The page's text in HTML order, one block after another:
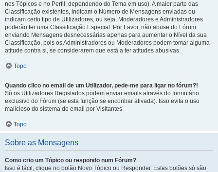
nos Tópicos e no Perfil, dependendo do Tema em uso). A maior parte das
Classificação existentes, indicam o Número de Mensagens enviadas ou
indicam certo tipo de Utilizadores, ou seja, Moderadores e Administradores
poderão ter uma Classificação Especial. Por Favor, não abuse do Fórum
enviando Mensagens desnecessárias apenas para aumentar o Nível da sua
Classificação, pois os Administradores ou Moderadores podem tomar alguma
atitude contra si, se considerarem que está a ter atitudes abusivas.
Topo
Quando clico no email de um Utilizador, pede-me para ligar no fórum?!
Só os Utilizadores Registados podem enviar emails através do formulário
exclusivo do Fórum (se esta função se encontrar ativada). Isso evita o uso
malicioso do sistema de email por Visitantes.
Topo
Sobre as Mensagens
Como crio um Tópico ou respondo num Fórum?
Isso é fácil, clique no botão Novo Tópico ou Responder. Estes botões só são